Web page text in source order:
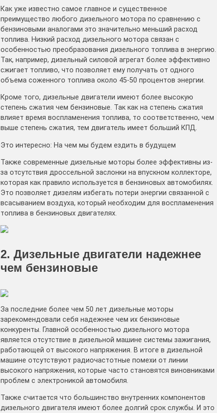
Как уже известно самое главное и существенное
преимущество любого дизельного мотора по сравнению с
бензиновыми аналогами это значительно меньший расход
топлива. Низкий расход дизельного мотора связан с
особенностью преобразования дизельного топлива в энергию.
Так, например, дизельный силовой агрегат более эффективно
сжигает топливо, что позволяет ему получать от одного
объема соженного топлива около 45-50 процентов энергии.
Кроме того, дизельные двигатели имеют более высокую
степень сжатия чем бензиновые. Так как на степень сжатия
влияет время воспламенения топлива, то соответственно, чем
выше степень сжатия, тем двигатель имеет больший КПД.
Это интересно: На чем мы будем ездить в будущем
Также современные дизельные моторы более эффективны из-
за отсутствия дроссельной заслонки на впускном коллекторе,
которая как правило используется в бензиновых автомобилях.
Это позволяет дизелям избегать потери энергии связанной с
всасыванием воздуха, который необходим для воспламенения
топлива в бензиновых двигателях.
2. Дизельные двигатели надежнее
чем бензиновые
За последние более чем 50 лет дизельные моторы
зарекомендовали себя надежнее чем их бензиновые
конкуренты. Главной особенностью дизельного мотора
является отсутствие в дизельной машине системы зажигания,
работающей от высокого напряжения. В итоге в дизельной
машине отсутствуют радиочастотные помехи от линии
высокого напряжения, которые часто становятся виновниками
проблем с электроникой автомобиля.
Также считается что большинство внутренних компонентов
дизельного двигателя имеют более долгий срок службы. И это